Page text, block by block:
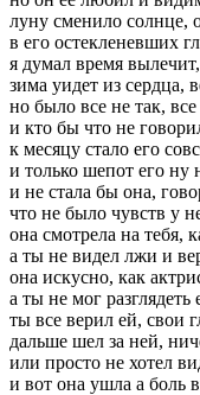
луну сменило солнце,
в его остекленевших
я думал время
зима уидет из сердца,
но было все не так,
и кто бы что не
к месяцу стало его
и только шепот его ну
и не стала бы она,
что не было чувств у
она смотрела на тебя,
а ты не видел лжи и
она искусно, как
а ты не мог разглядеть
ты все верил ей, свои
дальше шел за ней,
или просто не хотел
и вот она ушла а боль